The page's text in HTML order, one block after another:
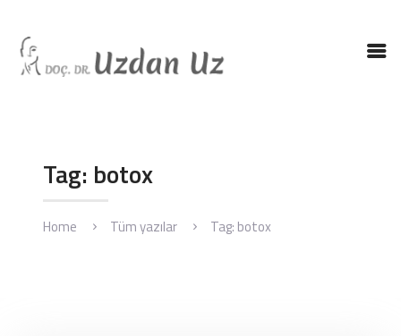
Tag: botox
Home Tüm yazılar Tag: botox
KBB HASTALIKLARI
KBB AMELIYATLARI
BLOG